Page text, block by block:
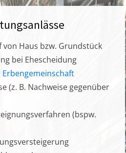
von Haus bzw. Grundstück
bei Ehescheidung
(z. B. Nachweise gegenüber
(bspw.